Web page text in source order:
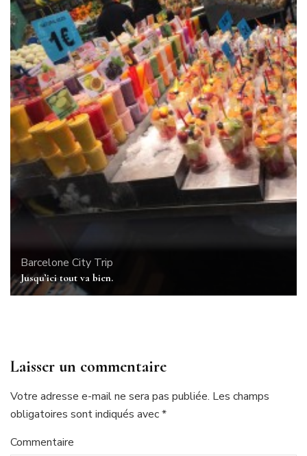
Barcelone City Trip
Jusqu’ici tout va bien.
Laisser un commentaire
Votre adresse e-mail ne sera pas publiée. Les champs
obligatoires sont indiqués avec*
Commentaire